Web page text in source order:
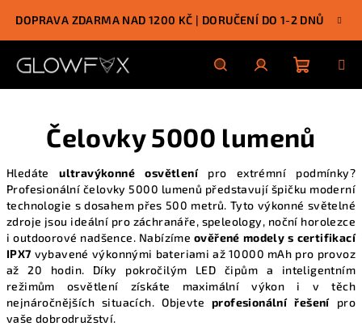
obsah
DOPRAVA ZDARMA NAD 1200 KČ | DORUČENÍ DO 1-2 DNŮ
HledatPřihlášení
košík
Čelovky 5000 lumenů
Hledáteultravýkonné osvětlenípro extrémní podmínky?
Profesionální čelovky 5000 lumenů představují špičku moderní
technologie s dosahem přes 500 metrů. Tyto výkonné světelné
zdroje jsou ideální pro záchranáře, speleology, noční horolezce
i outdoorové nadšence. Nabízímeověřené modely s certifikací
IPX7 vybavené výkonnými bateriami až 10000 mAh pro provoz
až 20 hodin. Díky pokročilým LED čipům a inteligentním
režimům osvětlení získáte maximální výkon i v těch
nejnáročnějších situacích. Objevteprofesionální řešenípro
vaše dobrodružství.